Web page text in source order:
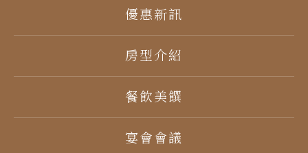
優惠新訊
房型介紹
餐飲美饌
宴會會議